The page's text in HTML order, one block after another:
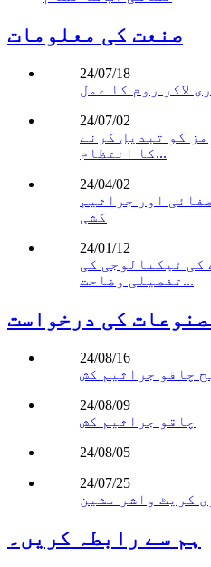
صنعت کی معلومات
24/07/18
لاکر روم کا عمل
24/07/02
کو تبدیل کرنے
کا انتظام...
24/04/02
اور جراثیم
کشی
24/01/12
کی ٹیکنالوجی کی
تفصیلی وضاحت...
کی درخواست
24/08/16
چاقو جراثیم کش
24/08/09
چاقو جراثیم کش
24/08/05
24/07/25
کریٹ واشر مشین
ہم سے رابطہ کریں۔